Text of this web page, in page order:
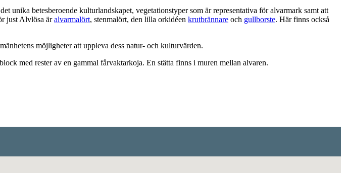
unika betesberoende kulturlandskapet, vegetationstyper som är representativa för alvarmark samt att
just Alvlösa äralvarmalört, stenmalört, den lilla orkidéen krutbrännare och gullborste. Här finns också
möjligheter att uppleva dess natur- och kulturvärden.
med rester av en gammal fårvaktarkoja. En stätta finns i muren mellan alvaren.